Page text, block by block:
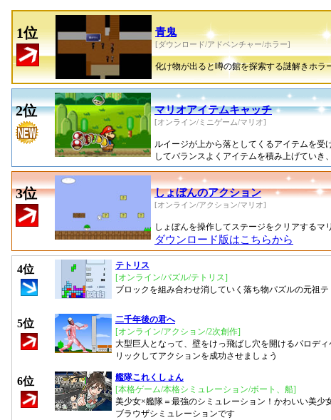
1位 青鬼
[ダウンロード/アドベンチャー/ホラー]
化け物が出ると噂の館を探索する謎解きホラ
2位 マリオアイテムキャッチ
[オンライン/ミニゲーム/マリオ]
ルイージが上から落としてくるアイテムを受
してバランスよくアイテムを積み上げていき
3位 しょぼんのアクション
[オンライン/アクション/マリオ]
しょぼんを操作してステージをクリアするマ
ダウンロード版はこちらから
4位
テトリス
[オンライン/パズル/テトリス]
ブロックを組み合わせ消していく落ち物パズルの元祖
5位
二千年後の君へ
[オンライン/アクション/2次創作]
大型巨人となって、壁をけっ飛ばし穴を開けるパロデ
リックしてアクションを成功させましょう
6位
艦隊これくしょん
[本格ゲーム/本格シミュレーション/ボート、船]
美少女×艦隊＝最強のシミュレーション！かわいい美少
ブラウザシミュレーションです